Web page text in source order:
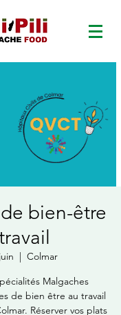
bien-être
  |
Colmar
Malgaches
de bien être au travail
Réserver vos plats